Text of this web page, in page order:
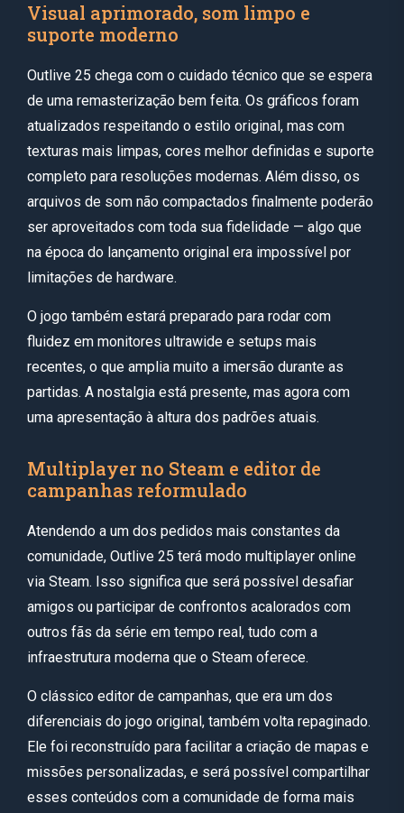
Visual aprimorado, som limpo e
suporte moderno
Outlive 25 chega com o cuidado técnico que se espera
de uma remasterização bem feita. Os gráficos foram
atualizados respeitando o estilo original, mas com
texturas mais limpas, cores melhor definidas e suporte
completo para resoluções modernas. Além disso, os
arquivos de som não compactados finalmente poderão
ser aproveitados com toda sua fidelidade — algo que
na época do lançamento original era impossível por
limitações de hardware.
O jogo também estará preparado para rodar com
fluidez em monitores ultrawide e setups mais
recentes, o que amplia muito a imersão durante as
partidas. A nostalgia está presente, mas agora com
uma apresentação à altura dos padrões atuais.
Multiplayer no Steam e editor de
campanhas reformulado
Atendendo a um dos pedidos mais constantes da
comunidade, Outlive 25 terá modo multiplayer online
via Steam. Isso significa que será possível desafiar
amigos ou participar de confrontos acalorados com
outros fãs da série em tempo real, tudo com a
infraestrutura moderna que o Steam oferece.
O clássico editor de campanhas, que era um dos
diferenciais do jogo original, também volta repaginado.
Ele foi reconstruído para facilitar a criação de mapas e
missões personalizadas, e será possível compartilhar
esses conteúdos com a comunidade de forma mais